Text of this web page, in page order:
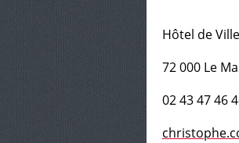
Hôtel de
72 000 Le
02 43 47 46